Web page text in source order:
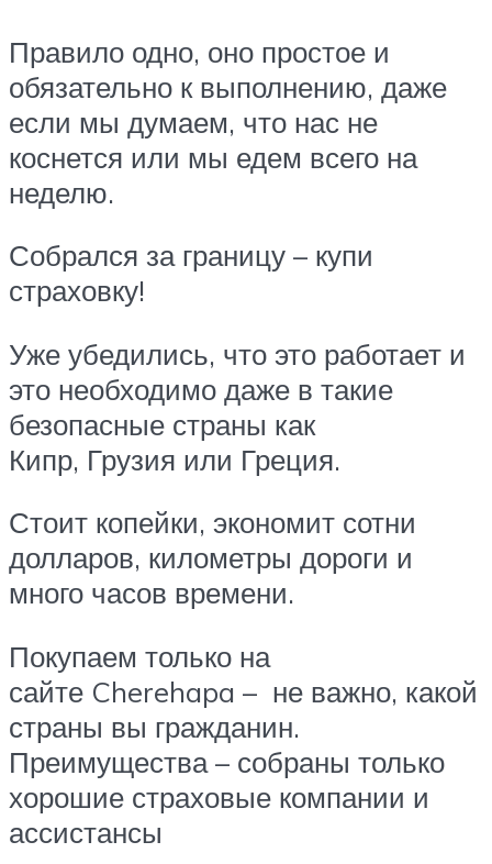
Правило одно, оно простое и
обязательно к выполнению, даже
если мы думаем, что нас не
коснется или мы едем всего на
неделю.
Собрался за границу – купи
страховку!
Уже убедились, что это работает и
это необходимо даже в такие
безопасные страны как
Кипр, Грузия или Греция.
Стоит копейки, экономит сотни
долларов, километры дороги и
много часов времени.
Покупаем только на
сайте Cherehapa – не важно, какой
страны вы гражданин.
Преимущества – собраны только
хорошие страховые компании и
ассистансы